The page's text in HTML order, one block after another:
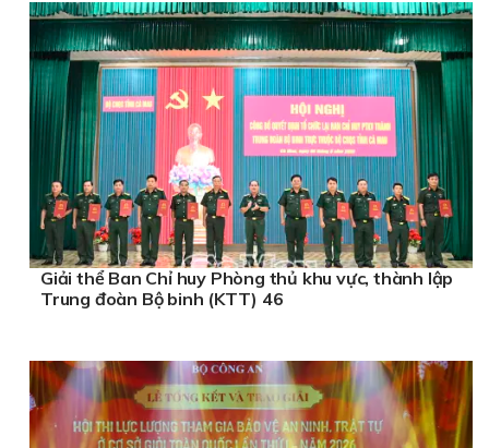
Giải thể Ban Chỉ huy Phòng thủ khu vực, thành lập
Trung đoàn Bộ binh (KTT) 46